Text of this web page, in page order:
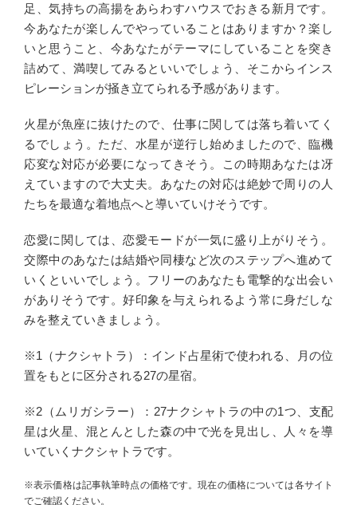
足、気持ちの高揚をあらわすハウスでおきる新月です。
今あなたが楽しんでやっていることはありますか？楽し
いと思うこと、今あなたがテーマにしていることを突き
詰めて、満喫してみるといいでしょう、そこからインス
ピレーションが掻き立てられる予感があります。
火星が魚座に抜けたので、仕事に関しては落ち着いてく
るでしょう。ただ、水星が逆行し始めましたので、臨機
応変な対応が必要になってきそう。この時期あなたは冴
えていますので大丈夫。あなたの対応は絶妙で周りの人
たちを最適な着地点へと導いていけそうです。
恋愛に関しては、恋愛モードが一気に盛り上がりそう。
交際中のあなたは結婚や同棲など次のステップへ進めて
いくといいでしょう。フリーのあなたも電撃的な出会い
がありそうです。好印象を与えられるよう常に身だしな
みを整えていきましょう。
※1（ナクシャトラ）：インド占星術で使われる、月の位
置をもとに区分される27の星宿。
※2（ムリガシラー）：27ナクシャトラの中の1つ、支配
星は火星、混とんとした森の中で光を見出し、人々を導
いていくナクシャトラです。
※表示価格は記事執筆時点の価格です。現在の価格については各サイト
でご確認ください。